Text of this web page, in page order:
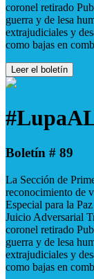
coronel retirado
guerra y de lesa
extrajudiciales y
como bajas en
Leer el boletín
Boletín # 89
La Sección de
reconocimiento de
Especial para la
Juicio Adversarial
coronel retirado
guerra y de lesa
extrajudiciales y
como bajas en